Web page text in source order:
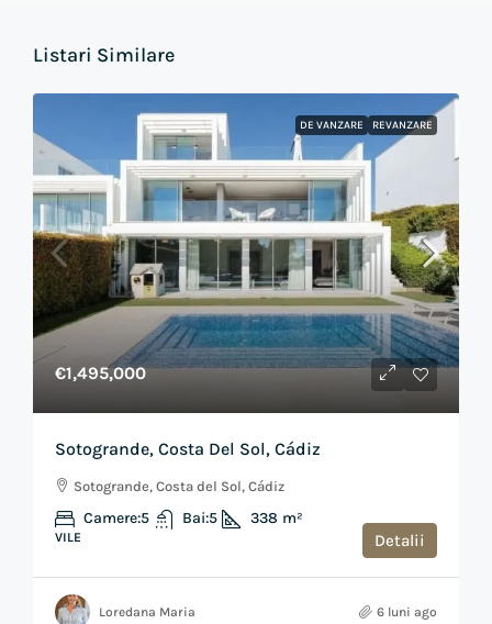
Listari Similare
DE VANZARE REVANZARE
€1,495,000
Sotogrande, Costa Del Sol, Cádiz
Sotogrande, Costa del Sol, Cádiz
Camere:5 Bai:5 338 m²
VILE Detalii
Loredana Maria 6 luni ago